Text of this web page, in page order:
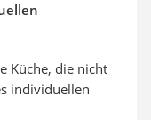
Küche, die nicht
individuellen